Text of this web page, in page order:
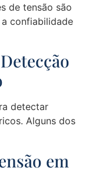
de tensão são
confiabilidade
detectar
Alguns dos
em